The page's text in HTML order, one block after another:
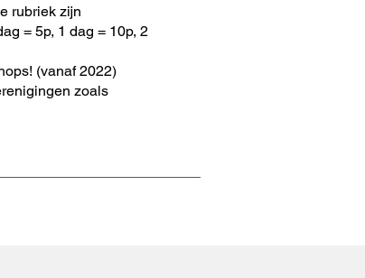
rubriek zijn
= 5p, 1 dag = 10p, 2
(vanaf 2022)
zoals